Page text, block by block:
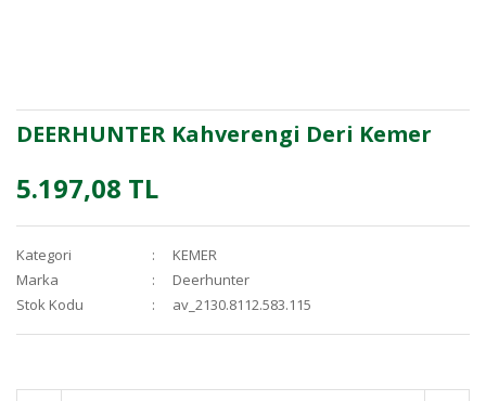
DEERHUNTER Kahverengi Deri Kemer
5.197,08 TL
Kategori
KEMER
Marka
Deerhunter
Stok Kodu
av_2130.8112.583.115